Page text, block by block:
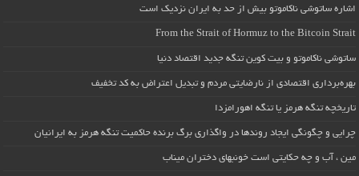
اشاره ساتوشی ناکاموتو بیش از حد به ایران نزدیک است
From the Strait of Hormuz to the Bitcoin Strait
ساتوشی ناکاموتو و بیت کوین تنگه جدید اقتصاد دنیا
بهره‌برداری اقتصادی از نارضایتی مردم و تبدیل اعتراض به کد تخفیف
تاریخچه تنگه هرمز یا تنگه اهورامزدا
چرایی و چگونگی ایجاد روندها در واگذاری برگ برنده حاکمیت تنگه هرمز به ایرانیان
مین ، آب و چه حکایتی است خونبهای دختران میناب